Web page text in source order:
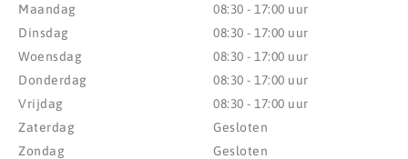
Maandag
Dinsdag
Woensdag
Donderdag
Vrijdag
Zaterdag
Zondag
08:30 - 17:00 uur
08:30 - 17:00 uur
08:30 - 17:00 uur
08:30 - 17:00 uur
08:30 - 17:00 uur
Gesloten
Gesloten